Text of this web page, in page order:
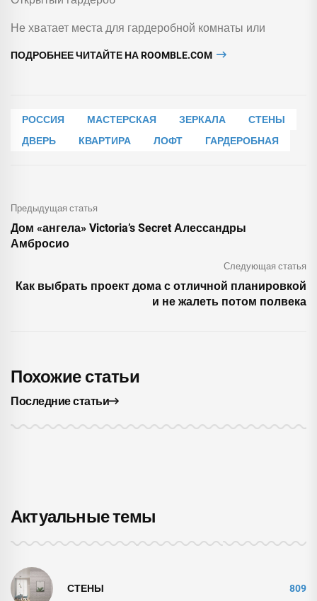
Не хватает места для гардеробной комнаты или
ПОДРОБНЕЕ ЧИТАЙТЕ НА ROOMBLE.COM
РОССИЯ МАСТЕРСКАЯ ЗЕРКАЛА
СТЕНЫ
ДВЕРЬ
КВАРТИРА ЛОФТ ГАРДЕРОБНАЯ
Предыдущая статья
Дом «ангела» Victoria’s Secret Алессандры
Амбросио
Следующая статья
Как выбрать проект дома с отличной планировкой
и не жалеть потом полвека
Похожие статьи
Последние статьи
Актуальные темы
СТЕНЫ 809